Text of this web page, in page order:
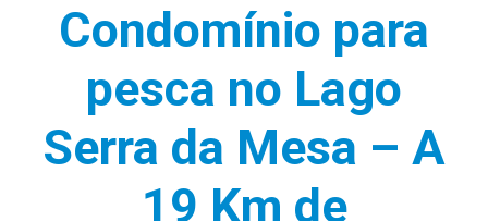
Condomínio para
pesca no Lago
Serra da Mesa – A
19 Km de